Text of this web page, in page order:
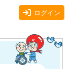
ログイン